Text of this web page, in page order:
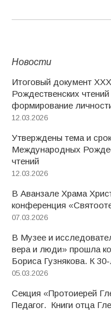
Новости
Итоговый документ
Рождественских
формирование
12.03.2026
Утверждены тема и
Международных
чтений
12.03.2026
В Аванзале Храма
конференция
07.03.2026
В Музее и
вера и люди» прошла
Бориса Гузнякова. К
05.03.2026
Секция «Протоиерей
Педагог. Книги отца